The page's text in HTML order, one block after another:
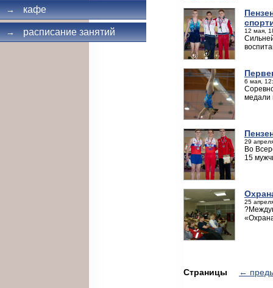
→ кафе
→ расписание занятий 12 мая,
6 мая,
медали
29
Во
15
25
Страницы ←